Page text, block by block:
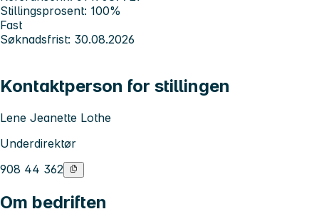
Stillingsprosent: 100%
Fast
Søknadsfrist: 30.08.2026
Kontaktperson for stillingen
Lene Jeanette Lothe
Underdirektør
908 44 362
Om bedriften